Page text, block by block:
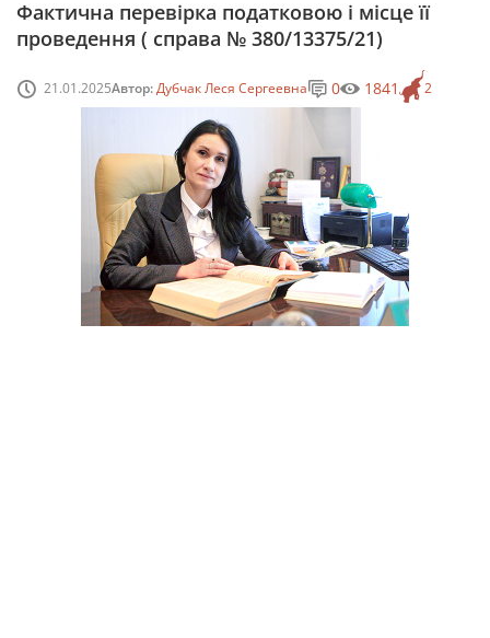
Фактична перевірка податковою і місце її
проведення ( справа № 380/13375/21)
21.01.2025Автор:Дубчак Леся Сергеевна 2
0 1841